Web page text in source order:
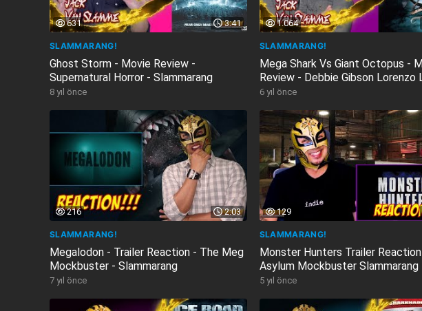
3:41
631
SLAMMARANG!
Ghost Storm - Movie Review -
Supernatural Horror - Slammarang
8 yıl önce
1.064
SLAMMARANG!
Mega Shark Vs Giant Octopus -
Review - Debbie Gibson Lorenzo
-...
6 yıl önce
2:03
216
SLAMMARANG!
Megalodon - Trailer Reaction - The Meg
Mockbuster - Slammarang
7 yıl önce
129
SLAMMARANG!
Monster Hunters Trailer
Asylum Mockbuster Slammarang
5 yıl önce